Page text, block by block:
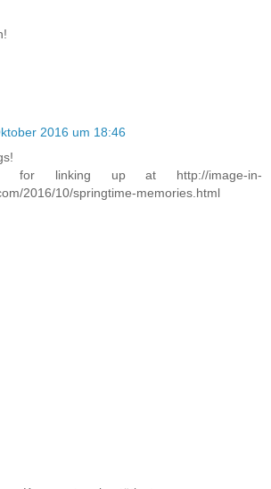
2016 um 18:46
for linking up at http://image-in-
2016/10/springtime-memories.html